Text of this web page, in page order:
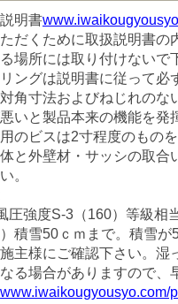
明書
だくために取扱説明書
場所には取り付けないで
ングは説明書に従って
角寸法およびねじれの
いと製品本来の機能を
のビスは2寸程度のもの
と外壁材・サッシの取
。
圧強度S-3（160）等級相
積雪50ｃｍまで。積雪
主様にご確認下さい。湿
る場合がありますので、
www.iwaikougyousyo.com/